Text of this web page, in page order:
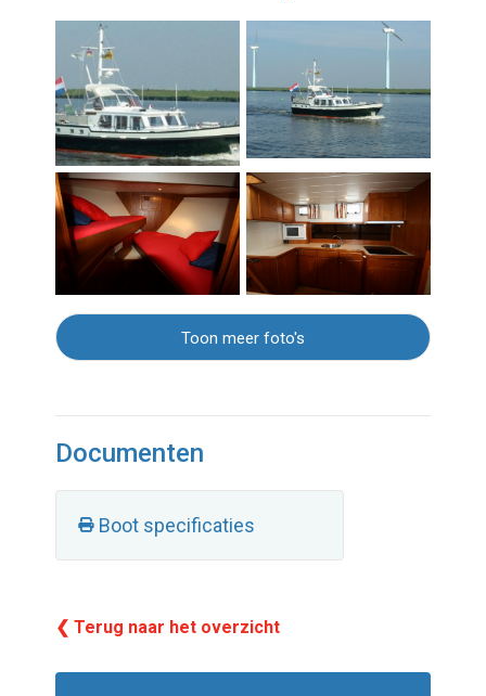
Toon meer foto's
Documenten
Boot specificaties
❮ Terug naar het overzicht